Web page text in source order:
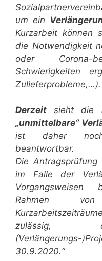
um ein
Kurzarbeit können
die Notwendigkeit
oder Corona-
Schwierigkeiten
Zulieferprobleme,…).
Derzeit sieht die
„unmittelbare“
ist daher
beantwortbar.
Die
im Falle der
Rahmen
zulässig,
(Verlängerungs-
30.9.2020.“